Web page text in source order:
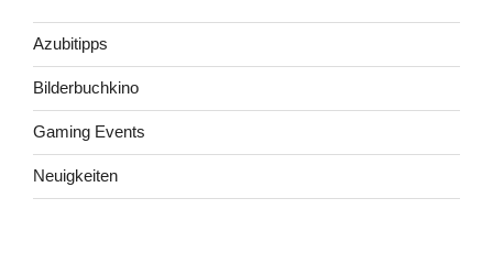
Azubitipps
Bilderbuchkino
Gaming Events
Neuigkeiten